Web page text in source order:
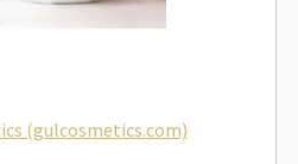
(gulcosmetics.com)